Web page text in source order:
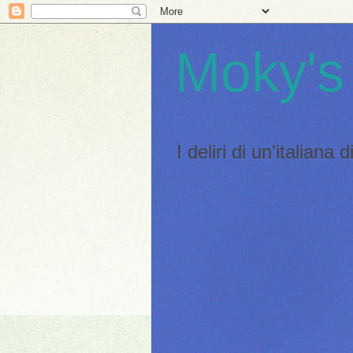
I deliri di un'italiana